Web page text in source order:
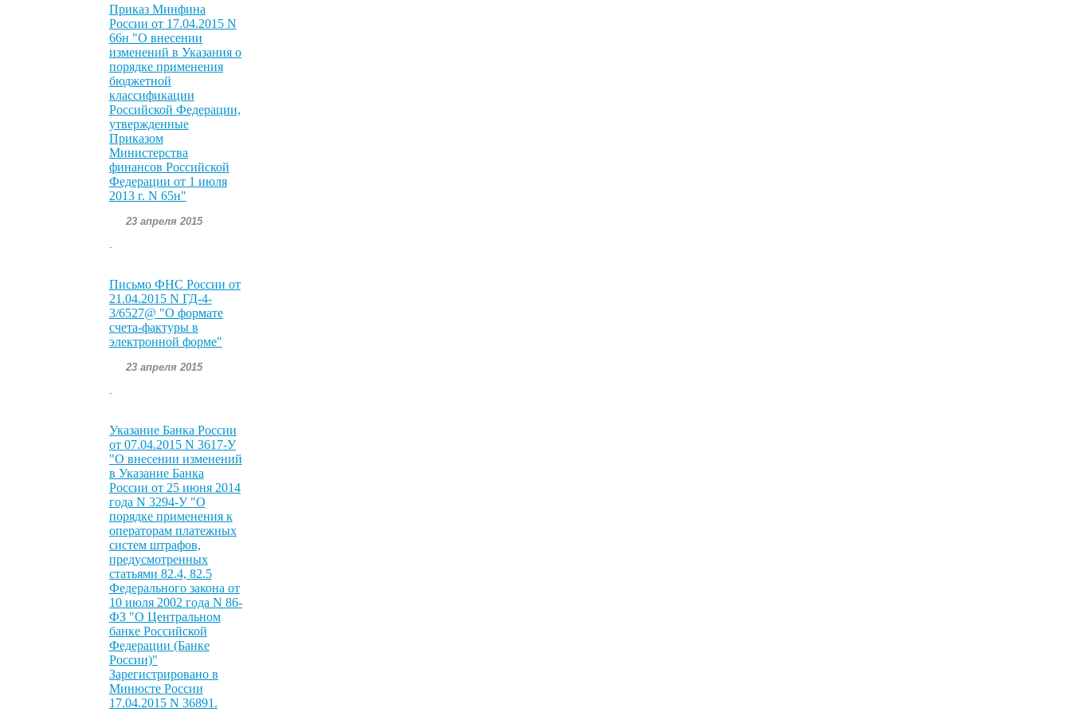
Приказ Минфина
России от 17.04.2015 N
66н "О внесении
изменений в Указания о
порядке применения
бюджетной
классификации
Российской Федерации,
утвержденные
Приказом
Министерства
финансов Российской
Федерации от 1 июля
2013 г. N 65н"
23 апреля 2015
Письмо ФНС России от
21.04.2015 N ГД-4-
3/6527@ "О формате
счета-фактуры в
электронной форме"
23 апреля 2015
Указание Банка России
от 07.04.2015 N 3617-У
"О внесении изменений
в Указание Банка
России от 25 июня 2014
года N 3294-У "О
порядке применения к
операторам платежных
систем штрафов,
предусмотренных
статьями 82.4, 82.5
Федерального закона от
10 июля 2002 года N 86-
ФЗ "О Центральном
банке Российской
Федерации (Банке
России)"
Зарегистрировано в
Минюсте России
17.04.2015 N 36891.